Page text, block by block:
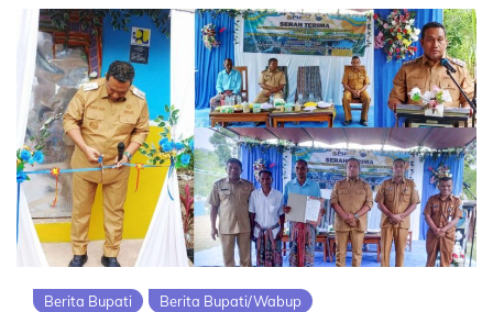
Berita Bupati
Berita Bupati/Wabup